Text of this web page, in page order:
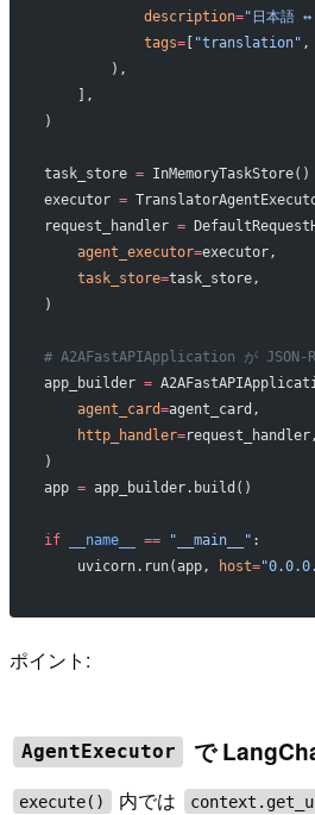
            description
="日本語 ↔
            tags
=[ "translation" ,
        ),
    ],
)
task_store = InMemoryTaskStore()
executor =
request_handler =
    agent_executor
=executor,
    task_store
=task_store,
)
# A2AFastAPIApplication が JSON-
app_builder =
    agent_card
=agent_card,
    http_handler
=request_handler,
)
app = app_builder.build()
if __name__ == "__main__" :
    uvicorn.run(app,
host=
ポイント:
AgentExecutor で
execute() 内では